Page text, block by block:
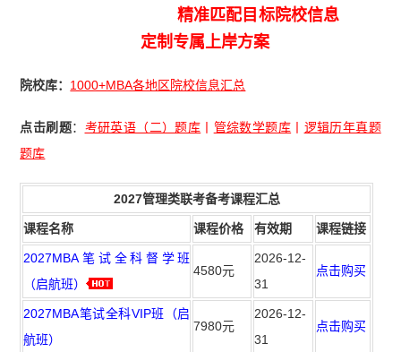
精准匹配目标院校信息
定制专属上岸方案
院校库： 1000+MBA各地区院校信息汇总
点击刷题： 考研英语（二）题库 管综数学题库
逻辑历年真题
题库
2027管理类联考备考课程汇总
课程名称 课程价格 有效期 课程链接
2027MBA笔试全科督学班
（启航班）
4580元
2026-12-
31
点击购买
2027MBA笔试全科VIP班（启
航班）
7980元
2026-12-
31
点击购买